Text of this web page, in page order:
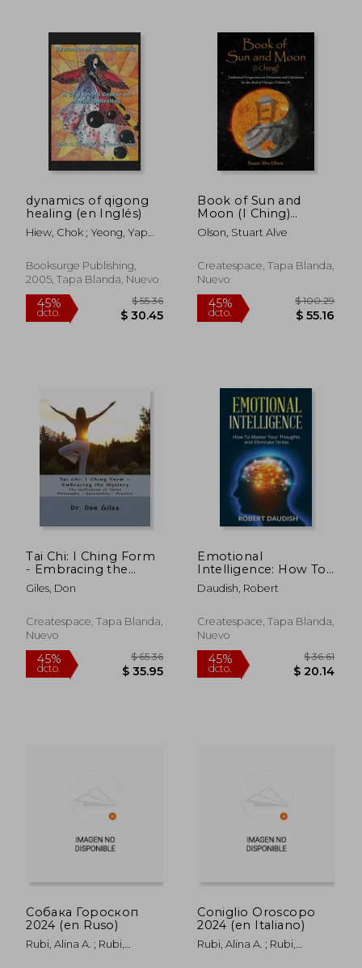
45%
dcto. $ 98.11
45%
dcto.
dynamics of qigong
healing (en Inglés)
Hiew, Chok ; Yeong, Yap
Booksurge Publishing,
2005, Tapa Blanda, Nuevo
Book of Sun and
Moon (I Ching)
Volume II: Traditional
Perspectives on
Calculation for the
Book of Changes (en
Olson, Stuart Alve
Createspace, Tapa Blanda,
Nuevo
Tai Chi: I Ching Form
- Embracing the
Mystery (en Inglés)
Giles, Don
Createspace, Tapa Blanda,
Nuevo
Emotional
Intelligence: How To
Master Your
Thoughts and
Inglés)
Daudish, Robert
Createspace, Tapa Blanda,
Nuevo
Собака Гороскоп
2024 (en Ruso)
Rubi, Alina A. ; Rubi,
Coniglio Oroscopo
2024 (en Italiano)
Rubi, Alina A. ; Rubi,